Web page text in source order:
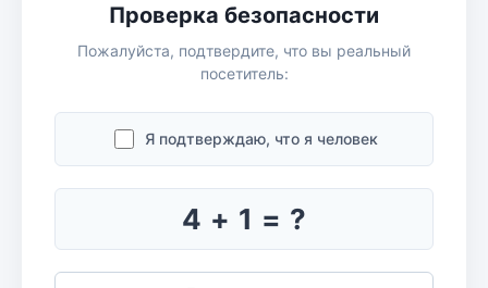
Проверка безопасности
Пожалуйста, подтвердите, что вы реальный
посетитель:
Я подтверждаю, что я человек
4 + 1 = ?